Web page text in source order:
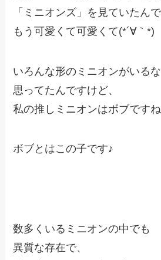
「ミニオンズ」を見ていたんで
もう可愛くて可愛くて(*´∀｀*)
いろんな形のミニオンがいる
思ってたんですけど、
私の推しミニオンはボブですね
ボブとはこの子です♪
数多くいるミニオンの中でも
異質な存在で、